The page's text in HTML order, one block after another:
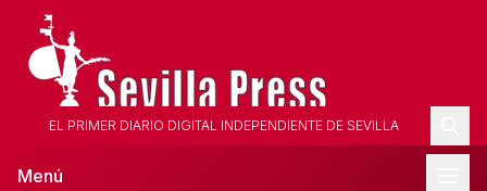
EL PRIMER DIARIO DIGITAL INDEPENDIENTE DE SEVILLA
Menú